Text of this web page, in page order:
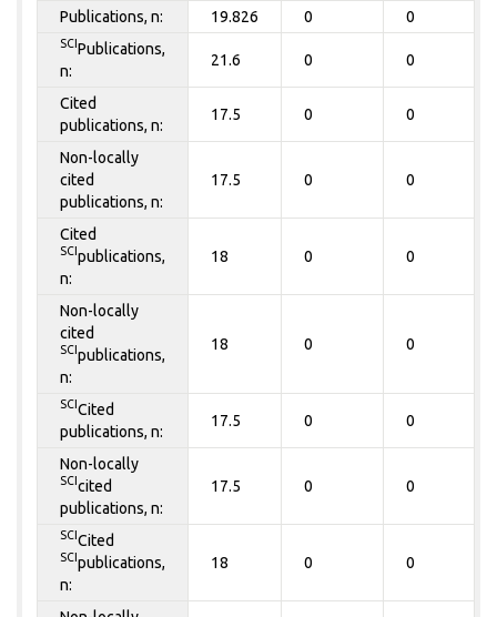
Publications, n: 19.826 0 0
SCI Publications,
n:
21.6 0 0
Cited
publications, n:
17.5 0 0
Non-locally
cited
publications, n:
17.5 0 0
Cited
SCI publications,
n:
18 0 0
Non-locally
cited
SCI publications,
n:
18 0 0
SCI Cited
publications, n:
17.5 0 0
Non-locally
SCI cited
publications, n:
17.5 0 0
SCI Cited
SCI publications,
n:
18 0 0